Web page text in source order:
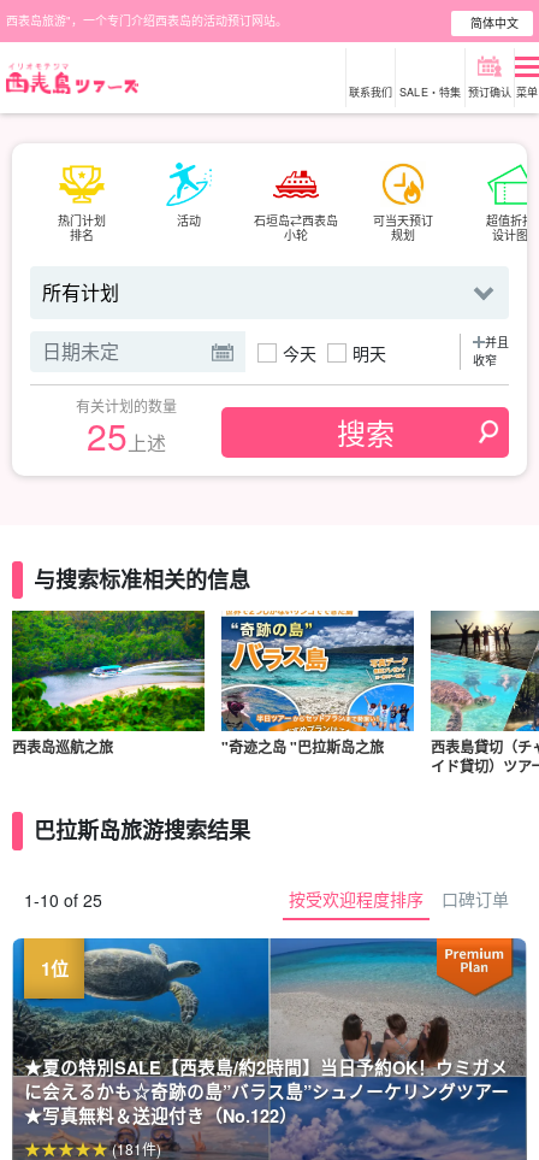
西表岛旅游"，一个专门介绍西表岛的活动预订网站。 简体中文
联系我们 SALE・特集 预订确认 菜单
热门计划
排名
活动
石垣岛⇄西表岛
小轮
可当天预订
规划
超值折扣
设计图
今天 明天
并且
收窄
有关计划的数量
25 上述
与搜索标准相关的信息
西表岛巡航之旅 "奇迹之岛 "巴拉斯岛之旅
西表島貸切（チ
イド貸切）ツア
巴拉斯岛旅游搜索结果
1-10 of 25 按受欢迎程度排序 口碑订单
★夏の特別SALE【西表島/約2時間】当日予約OK！ウミガメ
に会えるかも☆奇跡の島”バラス島”シュノーケリングツアー
★写真無料＆送迎付き（No.122）
(181件)